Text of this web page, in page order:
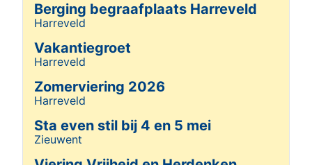
Berging begraafplaats Harreveld
Details
Harreveld
Vakantiegroet
Details
Harreveld
Zomerviering 2026
Details
Harreveld
Sta even stil bij 4 en 5 mei
Details
Zieuwent